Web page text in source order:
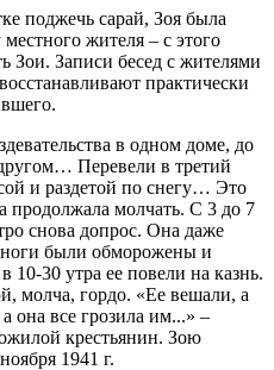
поджечь сарай, Зоя была
жителя – с этого
Зои. Записи бесед с жителями
практически
в одном доме, до
Перевели в третий
и раздетой по снегу… Это
продолжала молчать. С 3 до 7
снова допрос. Она даже
ноги были обморожены и
30 утра ее повели на казнь.
молча, гордо. «Ее вешали, а
она все грозила им...» –
крестьянин. Зою
1941 г.